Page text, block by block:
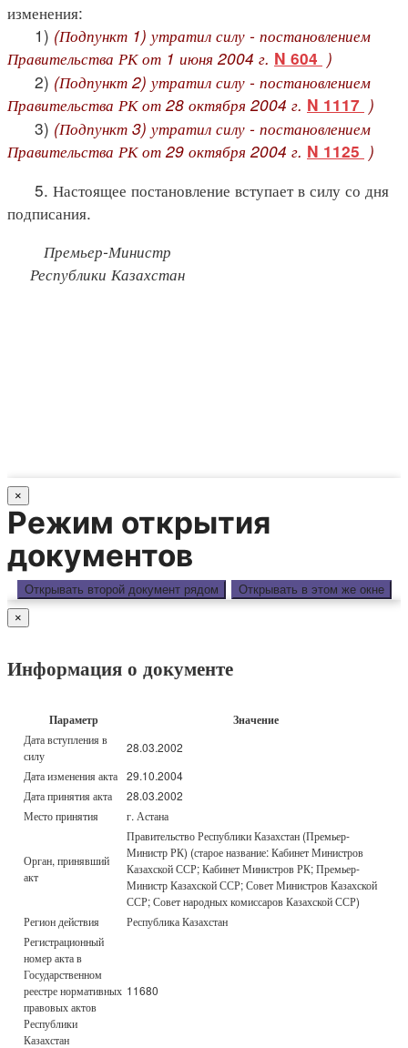
изменения:
1) (Подпункт 1) утратил силу - постановлением
Правительства РК от 1 июня 2004 г. N 604 )
2) (Подпункт 2) утратил силу - постановлением
Правительства РК от 28 октября 2004 г. N 1117 )
3) (Подпункт 3) утратил силу - постановлением
Правительства РК от 29 октября 2004 г. N 1125 )
5. Настоящее постановление вступает в силу со дня
подписания.
Премьер-Министр
Республики Казахстан
×
Режим открытия
документов
Открывать второй документ рядом Открывать в этом же окне
×
Информация о документе
Параметр Значение
Дата вступления в
силу
28.03.2002
Дата изменения акта 29.10.2004
Дата принятия акта
28.03.2002
Место принятия
г. Астана
Орган, принявший
акт
Правительство Республики Казахстан (Премьер-
Министр РК) (старое название: Кабинет Министров
Казахской ССР; Кабинет Министров РК; Премьер-
Министр Казахской ССР; Совет Министров Казахской
ССР; Совет народных комиссаров Казахской ССР)
Регион действия
Республика Казахстан
Регистрационный
номер акта в
Государственном
реестре нормативных
правовых актов
Республики
Казахстан
11680